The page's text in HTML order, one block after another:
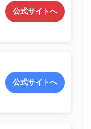
公式サイトへ
公式サイトへ